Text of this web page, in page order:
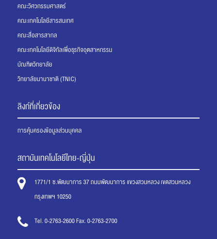
คณะวิศวกรรมศาสตร์
คณะเทคโนโลยีสารสนเทศ
คณะสื่อสารสากล
คณะเทคโนโลยีดิจิทัลเพื่อธุรกิจอุตสาหกรรม
บัณฑิตวิทยาลัย
วิทยาลัยนานาชาติ (TNIC)
ลิงก์ที่เกี่ยวข้อง
การคุ้มครองข้อมูลส่วนบุคคล
สถาบันเทคโนโลยีไทย-ญี่ปุ่น
1771/1 ซ.พัฒนาการ 37 ถนนพัฒนาการ แขวงสวนหลวง เขตสวนหลวง
กรุงเทพฯ 10250
Tel. 0-2763-2600 Fax. 0-2763-2700